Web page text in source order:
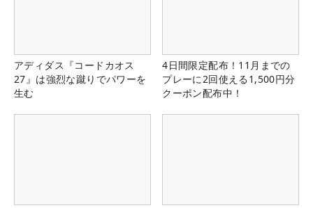
アディダス『コードカオス
27』は強烈な蹴りでパワーを
生む
4日間限定配布！11月までの
プレーに2回使える1,500円分
クーポン配布中！